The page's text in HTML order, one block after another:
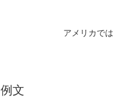
アメリカでは
例文